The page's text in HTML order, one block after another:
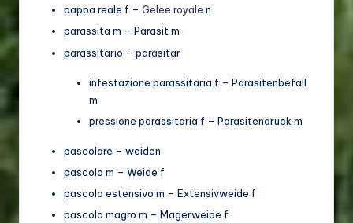
pappa reale f – Gelee royale n
parassita m – Parasit m
parassitario – parasitär
infestazione parassitaria f – Parasitenbefall
m
pressione parassitaria f – Parasitendruck m
pascolare – weiden
pascolo m – Weide f
pascolo estensivo m – Extensivweide f
pascolo magro m – Magerweide f